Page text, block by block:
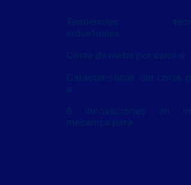
Tendencias
industriales
Corte de metal por calor o
Características del corte
a
6 innovaciones en
mecánica para